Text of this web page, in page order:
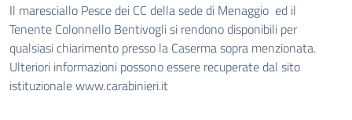
Il maresciallo Pesce dei CC della sede di Menaggio ed il
Tenente Colonnello Bentivogli si rendono disponibili per
qualsiasi chiarimento presso la Caserma sopra menzionata.
Ulteriori informazioni possono essere recuperate dal sito
istituzionalewww.carabinieri.it